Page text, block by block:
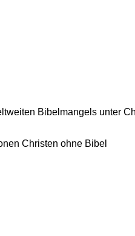
Bibelmangels unter
Christen ohne Bibel